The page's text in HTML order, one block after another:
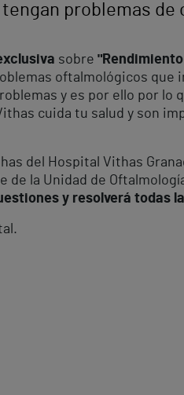
problemas
sobre
oftalmológicos que
y es por ello por lo
cuida tu salud y son
del Hospital Vithas
de la Unidad de
y resolverá todas